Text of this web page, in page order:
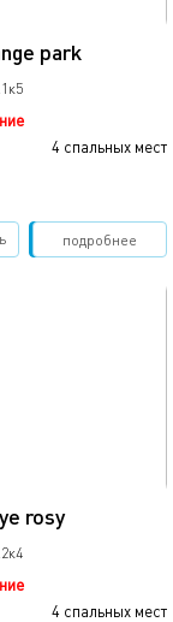
park
4 спальных мест
подробнее
Забронировать
rosy
4 спальных мест